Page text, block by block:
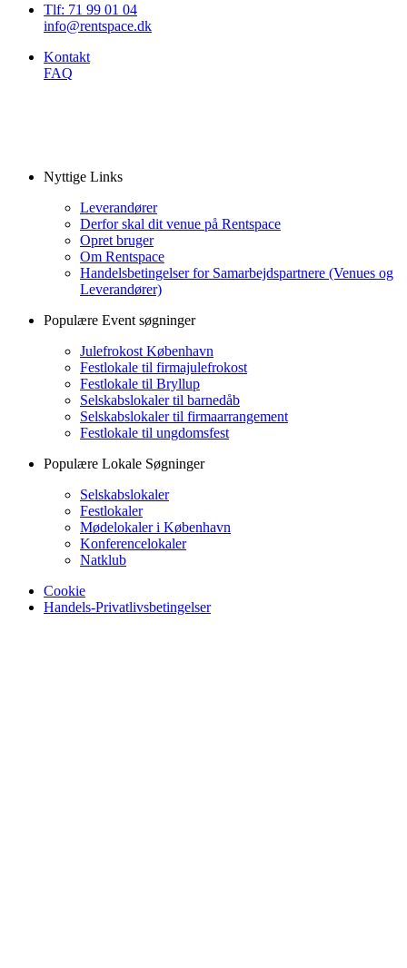
Tlf: 71 99 01 04
info@rentspace.dk
Kontakt
FAQ
Nyttige Links
Leverandører
Derfor skal dit venue på Rentspace
Opret bruger
Om Rentspace
Handelsbetingelser for Samarbejdspartnere (Venues og
Leverandører)
Populære Event søgninger
Julefrokost København
Festlokale til firmajulefrokost
Festlokale til Bryllup
Selskabslokaler til barnedåb
Selskabslokaler til firmaarrangement
Festlokale til ungdomsfest
Populære Lokale Søgninger
Selskabslokaler
Festlokaler
Mødelokaler i København
Konferencelokaler
Natklub
Cookie
Handels-Privatlivsbetingelser